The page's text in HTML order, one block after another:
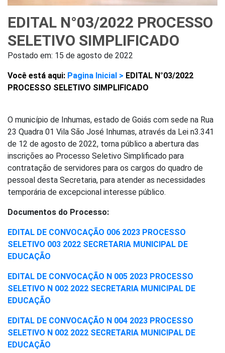
EDITAL N°03/2022 PROCESSO
SELETIVO SIMPLIFICADO
Postado em: 15 de agosto de 2022
Você está aqui: Pagina Inicial > EDITAL N°03/2022
PROCESSO SELETIVO SIMPLIFICADO
O município de Inhumas, estado de Goiás com sede na Rua
23 Quadra 01 Vila São José Inhumas, através da Lei n3.341
de 12 de agosto de 2022, torna público a abertura das
inscrições ao Processo Seletivo Simplificado para
contratação de servidores para os cargos do quadro de
pessoal desta Secretaria, para atender as necessidades
temporária de excepcional interesse público.
Documentos do Processo:
EDITAL DE CONVOCAÇÃO 006 2023 PROCESSO
SELETIVO 003 2022 SECRETARIA MUNICIPAL DE
EDUCAÇÃO
EDITAL DE CONVOCAÇÃO N 005 2023 PROCESSO
SELETIVO N 002 2022 SECRETARIA MUNICIPAL DE
EDUCAÇÃO
EDITAL DE CONVOCAÇÃO N 004 2023 PROCESSO
SELETIVO N 002 2022 SECRETARIA MUNICIPAL DE
EDUCAÇÃO